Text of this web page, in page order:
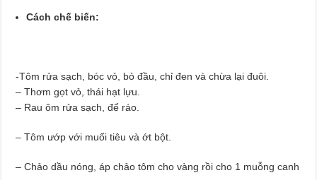
Cách chế biến:
-Tôm rửa sạch, bóc vỏ, bỏ đầu, chỉ đen và chừa lại đuôi.
– Thơm gọt vỏ, thái hạt lựu.
– Rau ôm rửa sạch, để ráo.
– Tôm ướp với muối tiêu và ớt bột.
– Chảo dầu nóng, áp chảo tôm cho vàng rồi cho 1 muỗng canh